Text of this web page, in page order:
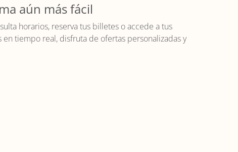
aún más fácil
horarios, reserva tus billetes o accede a tus
tiempo real, disfruta de ofertas personalizadas y